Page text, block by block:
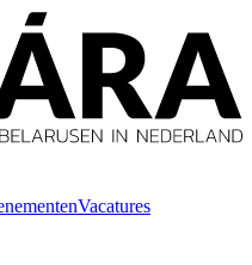
Vacatures